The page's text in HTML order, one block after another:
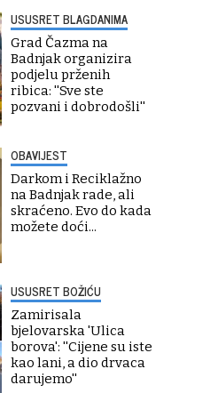
USUSRET BLAGDANIMA
Grad Čazma na
Badnjak organizira
podjelu prženih
ribica: ''Sve ste
pozvani i dobrodošli''
OBAVIJEST
Darkom i Reciklažno
na Badnjak rade, ali
skraćeno. Evo do kada
možete doći...
USUSRET BOŽIĆU
Zamirisala
bjelovarska 'Ulica
borova': ''Cijene su iste
kao lani, a dio drvaca
darujemo''